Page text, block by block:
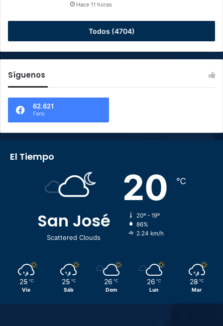
Hace 11 horas
Todos (4704)
Síguenos
62.621
Fans
El Tiempo
San José
Scattered Clouds
20 ℃
20º - 19º
86%
2.24 km/h
25 ℃
Vie
25 ℃
Sáb
26 ℃
Dom
26 ℃
Lun
28 ℃
Mar